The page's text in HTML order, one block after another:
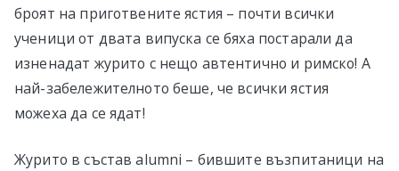
броят на приготвенитe ястия – почти всички
ученици от двата випуска се бяха постарали да
изненадат журито с нещо автентично и римско! А
най-забележителното беше, че всички ястия
можеха да се ядат!
Журито в състав alumni – бившите възпитаници на